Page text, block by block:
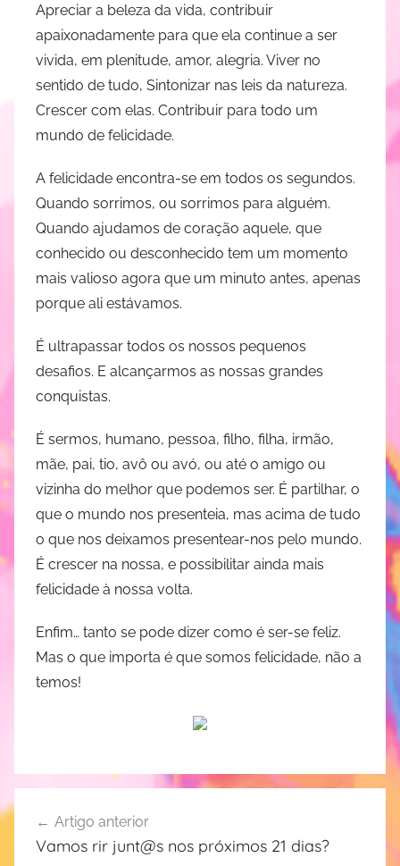
s
e
n
d
e
Apreciar a beleza da vida, contribuir
apaixonadamente para que ela continue a ser
vivida, em plenitude, amor, alegria. Viver no
sentido de tudo, Sintonizar nas leis da natureza.
Crescer com elas. Contribuir para todo um
mundo de felicidade.
A felicidade encontra-se em todos os segundos.
Quando sorrimos, ou sorrimos para alguém.
Quando ajudamos de coração aquele, que
conhecido ou desconhecido tem um momento
mais valioso agora que um minuto antes, apenas
porque ali estávamos.
É ultrapassar todos os nossos pequenos
desafios. E alcançarmos as nossas grandes
conquistas.
É sermos, humano, pessoa, filho, filha, irmão,
mãe, pai, tio, avô ou avó, ou até o amigo ou
vizinha do melhor que podemos ser. É partilhar, o
que o mundo nos presenteia, mas acima de tudo
o que nos deixamos presentear-nos pelo mundo.
É crescer na nossa, e possibilitar ainda mais
felicidade à nossa volta.
Enfim… tanto se pode dizer como é ser-se feliz.
Mas o que importa é que somos felicidade, não a
temos!
Navegação
de
Artigo anterior
Vamos rir junt@s nos próximos 21 dias?